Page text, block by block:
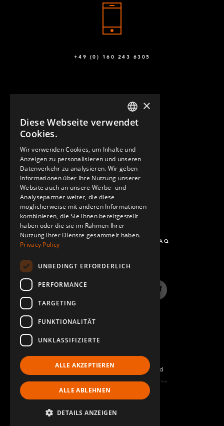
+49 (0) 160 243 6305
KONTAKT
FRAGEN UND ANTWORTEN - FAQ
InstagramTwitter
©2022 FlexQube – All rights reserved
Page generated: Fri Aug 07 2026 09:50:39 GMT+0000 (Coordinated Universal Time)
Impressum
ENGLISH
×
Diese Webseite verwendet
Cookies.
Wir verwenden Cookies, um Inhalte und
Anzeigen zu personalisieren und unseren
Datenverkehr zu analysieren. Wir geben
Informationen über Ihre Nutzung unserer
Website auch an unsere Werbe- und
Analysepartner weiter, die diese
möglicherweise mit anderen Informationen
kombinieren, die Sie ihnen bereitgestellt
haben oder die sie im Rahmen Ihrer
Nutzung ihrer Dienste gesammelt haben.
Privacy Policy
UNBEDINGT ERFORDERLICH
PERFORMANCE
TARGETING
FUNKTIONALITÄT
UNKLASSIFIZIERTE
ALLE AKZEPTIEREN
ALLE ABLEHNEN
DETAILS ANZEIGEN